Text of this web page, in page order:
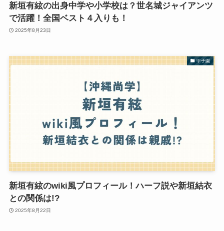
新垣有絃の出身中学や小学校は？世名城ジャイアンツ
で活躍！全国ベスト４入りも！
2025年8月23日
甲子園
新垣有絃のwiki風プロフィール！ハーフ説や新垣結衣
との関係は!?
2025年8月22日